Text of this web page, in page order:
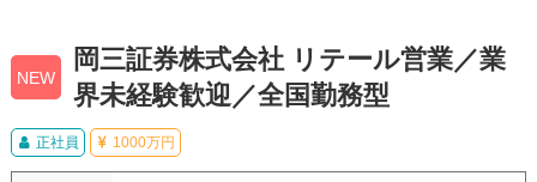
NEW
岡三証券株式会社 リテール営業／業
界未経験歓迎／全国勤務型
正社員 1000万円